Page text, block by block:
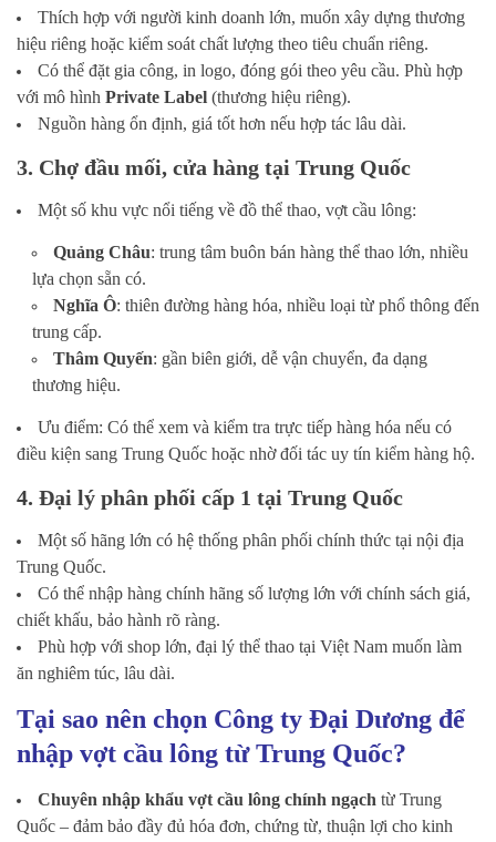
Thích hợp với người kinh doanh lớn, muốn xây dựng thương
hiệu riêng hoặc kiểm soát chất lượng theo tiêu chuẩn riêng.
Có thể đặt gia công, in logo, đóng gói theo yêu cầu. Phù hợp
với mô hình Private Label (thương hiệu riêng).
Nguồn hàng ổn định, giá tốt hơn nếu hợp tác lâu dài.
3. Chợ đầu mối, cửa hàng tại Trung Quốc
Một số khu vực nổi tiếng về đồ thể thao, vợt cầu lông:
Quảng Châu: trung tâm buôn bán hàng thể thao lớn, nhiều
lựa chọn sẵn có.
Nghĩa Ô: thiên đường hàng hóa, nhiều loại từ phổ thông đến
trung cấp.
Thâm Quyến: gần biên giới, dễ vận chuyển, đa dạng
thương hiệu.
Ưu điểm: Có thể xem và kiểm tra trực tiếp hàng hóa nếu có
điều kiện sang Trung Quốc hoặc nhờ đối tác uy tín kiểm hàng hộ.
4. Đại lý phân phối cấp 1 tại Trung Quốc
Một số hãng lớn có hệ thống phân phối chính thức tại nội địa
Trung Quốc.
Có thể nhập hàng chính hãng số lượng lớn với chính sách giá,
chiết khấu, bảo hành rõ ràng.
Phù hợp với shop lớn, đại lý thể thao tại Việt Nam muốn làm
ăn nghiêm túc, lâu dài.
Tại sao nên chọn Công ty Đại Dương để
nhập vợt cầu lông từ Trung Quốc?
Chuyên nhập khẩu vợt cầu lông chính ngạch từ Trung
Quốc – đảm bảo đầy đủ hóa đơn, chứng từ, thuận lợi cho kinh